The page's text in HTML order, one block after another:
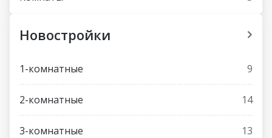
Новостройки
1-комнатные 9
2-комнатные 14
3-комнатные 13